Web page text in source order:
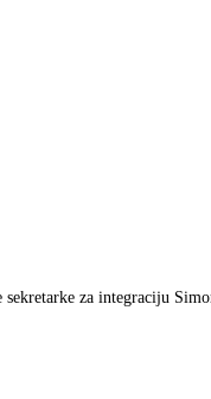
za integraciju